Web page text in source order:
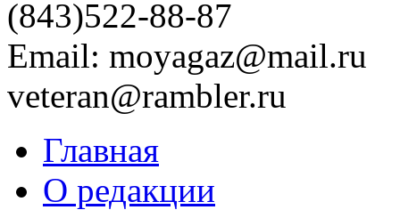
(843)522-88-87
Email: moyagaz@mail.ru
veteran@rambler.ru
Главная
О редакции